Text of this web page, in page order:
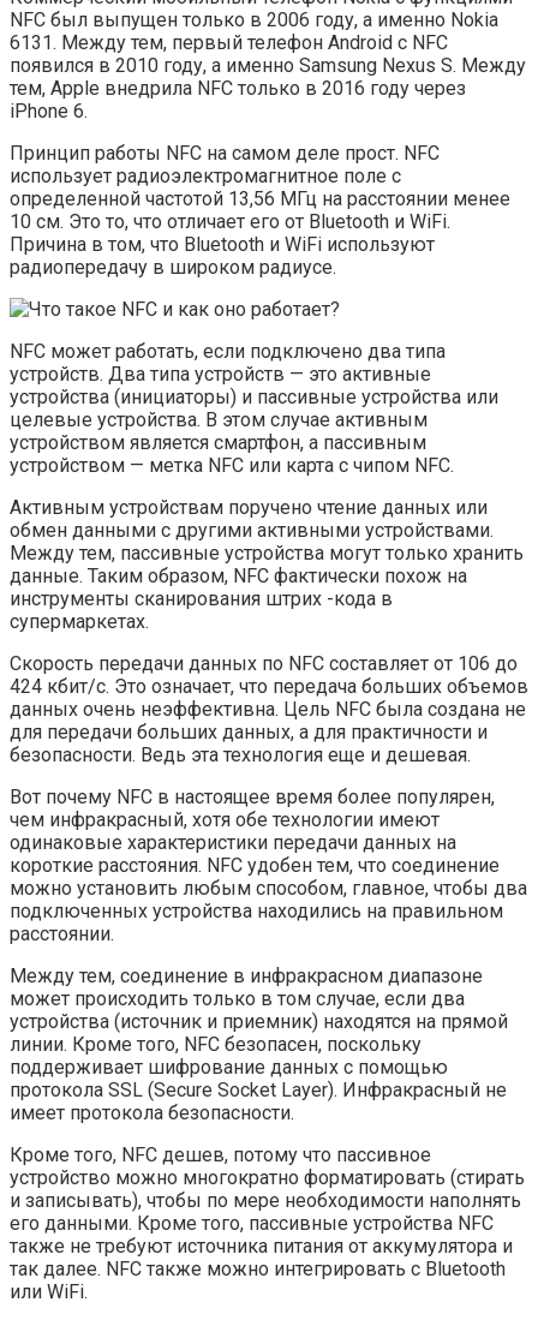
NFC был выпущен только в 2006 году, а именно Nokia
6131. ​​Между тем, первый телефон Android с NFC
появился в 2010 году, а именно Samsung Nexus S. Между
тем, Apple внедрила NFC только в 2016 году через
iPhone 6.
Принцип работы NFC на самом деле прост. NFC
использует радиоэлектромагнитное поле с
определенной частотой 13,56 МГц на расстоянии менее
10 см. Это то, что отличает его от Bluetooth и WiFi.
Причина в том, что Bluetooth и WiFi используют
радиопередачу в широком радиусе.
NFC может работать, если подключено два типа
устройств. Два типа устройств — это активные
устройства (инициаторы) и пассивные устройства или
целевые устройства. В этом случае активным
устройством является смартфон, а пассивным
устройством — метка NFC или карта с чипом NFC.
Активным устройствам поручено чтение данных или
обмен данными с другими активными устройствами.
Между тем, пассивные устройства могут только хранить
данные. Таким образом, NFC фактически похож на
инструменты сканирования штрих -кода в
супермаркетах.
Скорость передачи данных по NFC составляет от 106 до
424 кбит/с. Это означает, что передача больших объемов
данных очень неэффективна. Цель NFC была создана не
для передачи больших данных, а для практичности и
безопасности. Ведь эта технология еще и дешевая.
Вот почему NFC в настоящее время более популярен,
чем инфракрасный, хотя обе технологии имеют
одинаковые характеристики передачи данных на
короткие расстояния. NFC удобен тем, что соединение
можно установить любым способом, главное, чтобы два
подключенных устройства находились на правильном
расстоянии.
Между тем, соединение в инфракрасном диапазоне
может происходить только в том случае, если два
устройства (источник и приемник) находятся на прямой
линии. Кроме того, NFC безопасен, поскольку
поддерживает шифрование данных с помощью
протокола SSL (Secure Socket Layer). Инфракрасный не
имеет протокола безопасности.
Кроме того, NFC дешев, потому что пассивное
устройство можно многократно форматировать (стирать
и записывать), чтобы по мере необходимости наполнять
его данными. Кроме того, пассивные устройства NFC
также не требуют источника питания от аккумулятора и
так далее. NFC также можно интегрировать с Bluetooth
или WiFi.